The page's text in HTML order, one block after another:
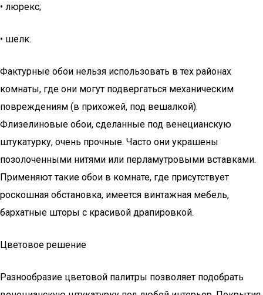
• люрекс;
• шелк.
Фактурные обои нельзя использовать в тех районах
комнаты, где они могут подвергаться механическим
повреждениям (в прихожей, под вешалкой).
Флизелиновые обои, сделанные под венецианскую
штукатурку, очень прочные. Часто они украшены
позолоченными нитями или перламутровыми вставками.
Применяют такие обои в комнате, где присутствует
роскошная обстановка, имеется винтажная мебель,
бархатные шторы с красивой драпировкой.
Цветовое решение
Разнообразие цветовой палитры позволяет подобрать